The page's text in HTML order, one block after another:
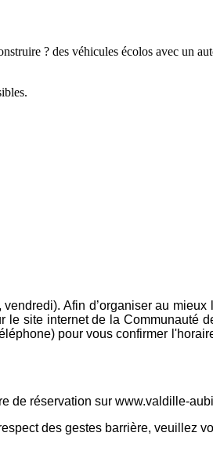
? des véhicules écolos avec un
Afin d’organiser au
site internet de la Communauté
pour vous confirmer
de réservation sur www.valdille-
des gestes barrière, veuillez